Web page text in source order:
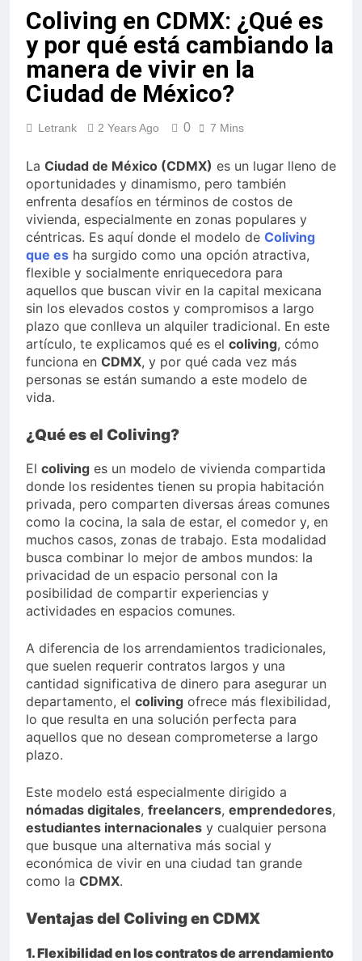
Renta de Estudio para Podcast:
La Mejor Opción Profesional y
Flexible en CDMX
5 Months Ago
Lokale badkamer aannemer: de
slimme keuze voor een perfecte
badkamerrenovatie
5 Months Ago
Guide to Unlocking Dealer-Only
Oral Hygiene Vienna: Building
Habits That Protect Your Smile
for Life
5 Months Ago
Thawing Adalah and Proper
Food Handling
5 Months Ago
Thawing Adalah in Household
Use
5 Months Ago
Coliving en CDMX: ¿Qué es
y por qué está cambiando la
manera de vivir en la
Ciudad de México?
Letrank 2 Years Ago 0 7 Mins
La Ciudad de México (CDMX) es un lugar lleno de
oportunidades y dinamismo, pero también
enfrenta desafíos en términos de costos de
vivienda, especialmente en zonas populares y
céntricas. Es aquí donde el modelo de Coliving
que es ha surgido como una opción atractiva,
flexible y socialmente enriquecedora para
aquellos que buscan vivir en la capital mexicana
sin los elevados costos y compromisos a largo
plazo que conlleva un alquiler tradicional. En este
artículo, te explicamos qué es el coliving, cómo
funciona en CDMX, y por qué cada vez más
personas se están sumando a este modelo de
vida.
¿Qué es el Coliving?
El coliving es un modelo de vivienda compartida
donde los residentes tienen su propia habitación
privada, pero comparten diversas áreas comunes
como la cocina, la sala de estar, el comedor y, en
muchos casos, zonas de trabajo. Esta modalidad
busca combinar lo mejor de ambos mundos: la
privacidad de un espacio personal con la
posibilidad de compartir experiencias y
actividades en espacios comunes.
A diferencia de los arrendamientos tradicionales,
que suelen requerir contratos largos y una
cantidad significativa de dinero para asegurar un
departamento, el coliving ofrece más flexibilidad,
lo que resulta en una solución perfecta para
aquellos que no desean comprometerse a largo
plazo.
Este modelo está especialmente dirigido a
nómadas digitales, freelancers, emprendedores,
estudiantes internacionales y cualquier persona
que busque una alternativa más social y
económica de vivir en una ciudad tan grande
como la CDMX.
Ventajas del Coliving en CDMX
1. Flexibilidad en los contratos de arrendamiento